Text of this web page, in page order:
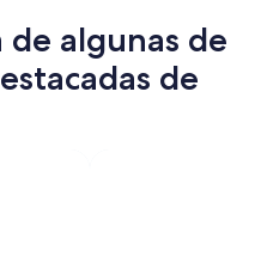
de algunas de
de